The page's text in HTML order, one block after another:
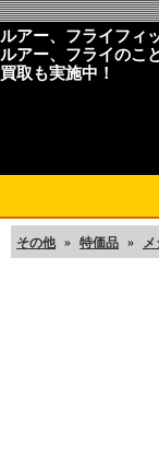
ルアー、フライフィ
ルアー、フライのこ
買取も実施中！
その他 » 特価品 » メ